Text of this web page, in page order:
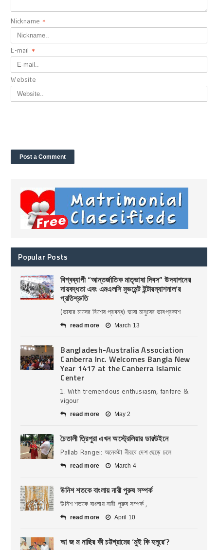
Nickname *
E-mail *
Website
Popular Posts
বিশ্বব্যাপী “আন্তর্জাতিক মাতৃভাষা দিবস” উদযাপনের
দায়বদ্ধতা এবং এমএলসি মুভমেন্ট ইন্টারন্যাশনাল’র
প্রতিশ্রুতি
(ভাষার মাসের বিশেষ প্রবন্ধ) ভাষা মানুষের ভাবপ্রকাশ
read more March 13
Bangladesh-Australia Association
Canberra Inc. Welcomes Bangla New
Year 1417 at the Canberra Islamic
Center
1. With tremendous enthusiasm, fanfare &
vigour
read more May 2
চৈতালী ত্রিপুরা এখন অস্ট্রেলিয়ার ডারউইনে
Pallab Rangei: অনেকটা নীরবে দেশ ছেড়ে চলে
read more March 4
উনিশ শতকে বাংলায় নারী পুরুষ সম্পর্ক
উনিশ শতকে বাংলায় নারী পুরুষ সম্পর্ক ,
read more April 10
আ জ ম নাছির কী চট্টগ্রামের ‘মুই কি হনুরে’?